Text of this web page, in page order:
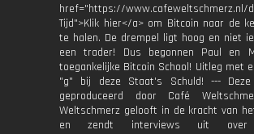
href="https://www.cafeweltschmerz.nl/
Tijd">Klik hier</a> om Bitcoin naar de
te halen. De drempel ligt hoog en niet
een trader! Dus begonnen Paul en
toegankelijke Bitcoin School! Uitleg met
"g" bij deze Staat's Schuld! ---
geproduceerd door Café
Weltschmerz gelooft in de kracht van
en zendt interviews uit over